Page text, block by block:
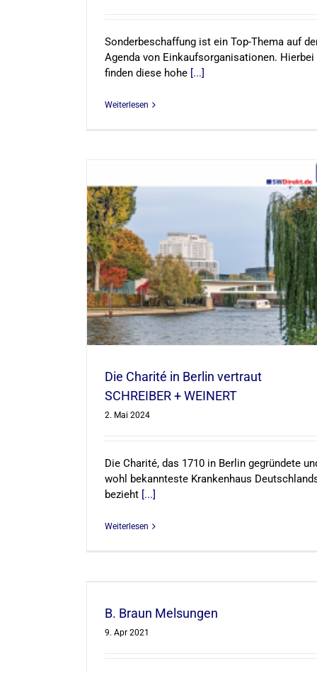
Sonderbeschaffung ist ein Top-Thema auf
Agenda von Einkaufsorganisationen. Hierbei
finden diese hohe [...]
Weiterlesen
Die Charité in Berlin vertraut
SCHREIBER + WEINERT
2. Mai 2024
Die Charité, das 1710 in Berlin gegründete
wohl bekannteste Krankenhaus
bezieht [...]
Weiterlesen
B. Braun Melsungen
9. Apr 2021